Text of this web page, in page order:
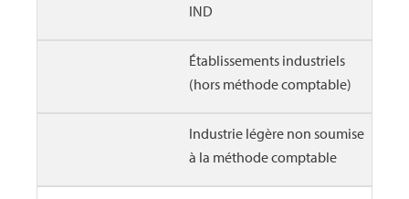
IND
Établissements industriels
(hors méthode comptable)
Industrie légère non soumise
à la méthode comptable